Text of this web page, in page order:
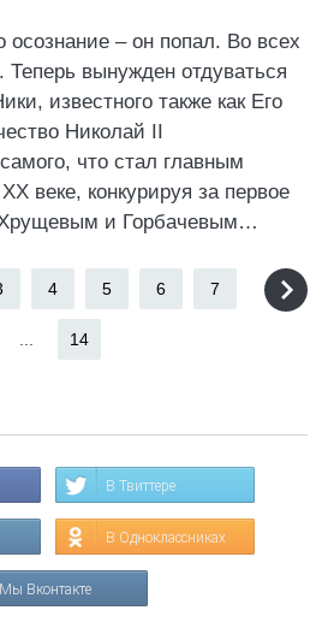
– он попал. Во всех
Теперь вынужден отдуваться
известного также как Его
Николай II
что стал главным
веке, конкурируя за первое
и Горбачевым…
4 5 6 7
14
В Твиттере
В Одноклассниках
Мы Вконтакте